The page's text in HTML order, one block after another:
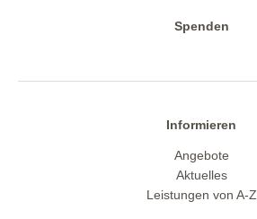
Spenden
Informieren
Angebote
Aktuelles
Leistungen von A-Z